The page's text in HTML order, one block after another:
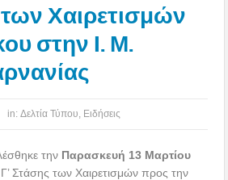
Χαιρετισμών
στην Ι. Μ.
in:Δελτία Τύπου Ειδήσεις
την Παρασκευή 13 Μαρτίου
Στάσης των Χαιρετισμών προς την